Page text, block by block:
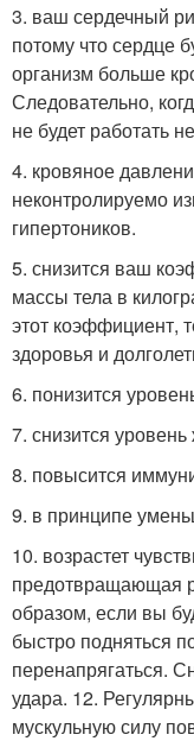
3. ваш сердечный
потому что сердце
организм больше
Следовательно,
не будет работать
4. кровяное
неконтролируемо
гипертоников.
5. снизится ваш
массы тела в
этот коэффициент,
здоровья и
6. понизится
7. снизится
8. повысится
9. в принципе
10. возрастет
предотвращающая
образом, если вы
быстро подняться
перенапрягаться.
удара. 12.
мускульную силу